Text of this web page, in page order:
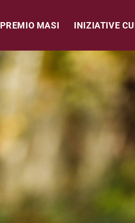
PREMIO MASI INIZIATIVE